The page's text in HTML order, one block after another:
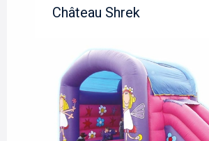
Château Shrek